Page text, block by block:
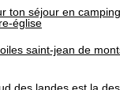
ton séjour en
église
saint-jean de